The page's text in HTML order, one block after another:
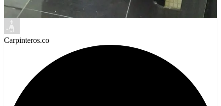
Carpinteros.co